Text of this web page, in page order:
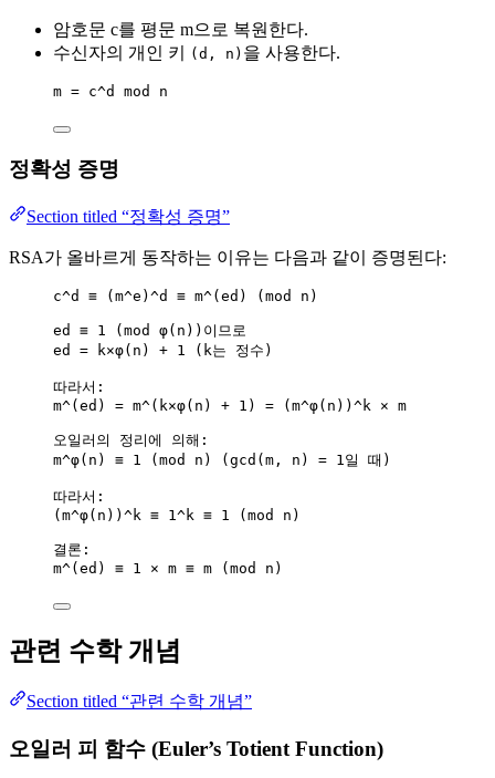
암호문 c를 평문 m으로 복원한다.
수신자의 개인 키
(d, n) 을 사용한다.
m = c^d mod n
정확성 증명
Section titled “정확성 증명”
RSA가 올바르게 동작하는 이유는 다음과 같이 증명된다:
c^d ≡ (m^e)^d ≡ m^(ed) (mod n)
ed ≡ 1 (mod φ(n))이므로
ed = k×φ(n) + 1 (k는 정수)
따라서:
m^(ed) = m^(k×φ(n) + 1) = (m^φ(n))^k × m
오일러의 정리에 의해:
m^φ(n) ≡ 1 (mod n) (gcd(m, n) = 1일 때)
따라서:
(m^φ(n))^k ≡ 1^k ≡ 1 (mod n)
결론:
m^(ed) ≡ 1 × m ≡ m (mod n)
관련 수학 개념
Section titled “관련 수학 개념”
오일러 피 함수 (Euler’s Totient Function)